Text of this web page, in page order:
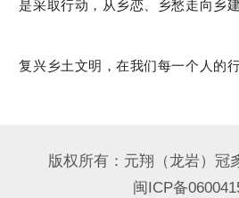
是采取行动，从乡恋、乡愁走向乡建
复兴乡土文明，在我们每一个人的行
版权所有：元翔（龙岩）冠
闽ICP备